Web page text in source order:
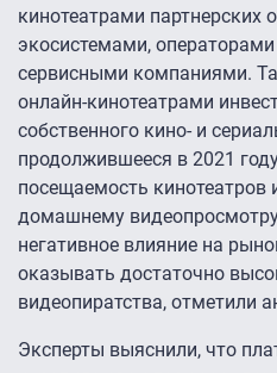
кинотеатрами партнерских
экосистемами,
сервисными компаниями.
онлайн-кинотеатрами
собственного кино- и
продолжившееся в 2021
посещаемость кинотеатров
домашнему
негативное влияние на
оказывать достаточно
видеопиратства, отметили
Эксперты выяснили, что